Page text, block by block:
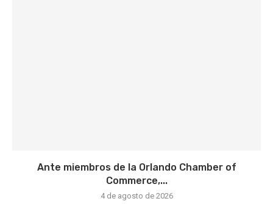
Ante miembros de la Orlando Chamber of
Commerce,...
4 de agosto de 2026